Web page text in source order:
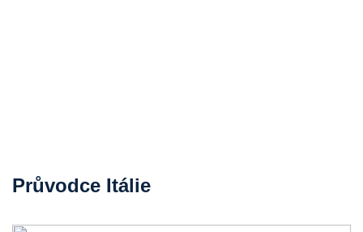
Průvodce Itálie